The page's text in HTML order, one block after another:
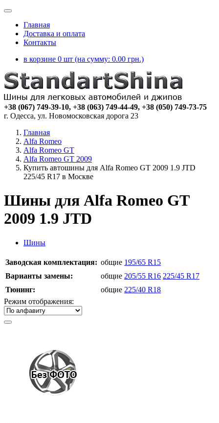
Главная
Доставка и оплата
Контакты
в корзине 0 шт (на сумму: 0.00 грн.)
+38 (067) 749-39-10, +38 (063) 749-44-49, +38 (050) 749-73-75
г. Одесса, ул. Новомосковская дорога 23
Главная
Alfa Romeo
Alfa Romeo GT
Alfa Romeo GT 2009
Купить автошины для Alfa Romeo GT 2009 1.9 JTD
225/45 R17 в Москве
Шины для Alfa Romeo GT
2009 1.9 JTD
Шины
Заводская комплектация: общие 195/65 R15
Варианты замены:
общие 205/55 R16 225/45 R17
Тюнинг:
общие 225/40 R18
Режим отображения: